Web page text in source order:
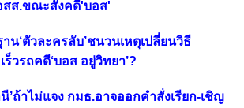
สส.ขณะสั่งคดี'บอส'
น‘ตัวละครลับ’ชนวนเหตุเปลี่ยนวิธี
วรถคดี‘บอส อยู่วิทยา’?
นี’ถ้าไม่แจง กมธ.อาจออกคำสั่งเรียก-เชิญ